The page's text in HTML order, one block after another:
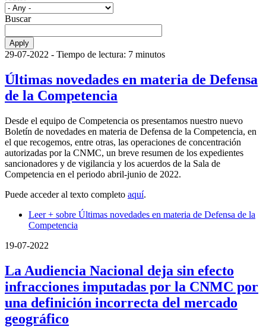
Buscar
29-07-2022 - Tiempo de lectura: 7 minutos
Últimas novedades en materia de Defensa
de la Competencia
Desde el equipo de Competencia os presentamos nuestro nuevo
Boletín de novedades en materia de Defensa de la Competencia, en
el que recogemos, entre otras, las operaciones de concentración
autorizadas por la CNMC, un breve resumen de los expedientes
sancionadores y de vigilancia y los acuerdos de la Sala de
Competencia en el periodo abril-junio de 2022.
Puede acceder al texto completo aquí.
Leer + sobre Últimas novedades en materia de Defensa de la
Competencia
19-07-2022
La Audiencia Nacional deja sin efecto
infracciones imputadas por la CNMC por
una definición incorrecta del mercado
geográfico